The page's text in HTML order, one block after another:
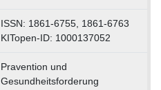
ISSN: 1861-6755, 1861-6763
KITopen-ID: 1000137052
Pravention und
Gesundheitsforderung